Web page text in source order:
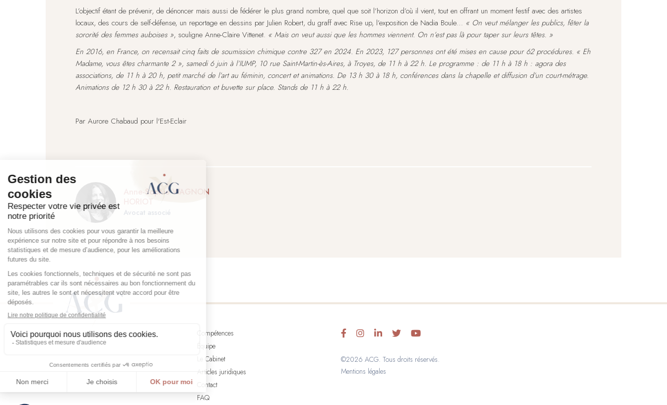
L’objectif étant de prévenir, de dénoncer mais aussi de fédérer le plus grand nombre, quel que soit l’horizon d’où il vient, tout en offrant un moment festif avec des artistes
locaux, des cours de self-défense, un reportage en dessins par Julien Robert, du graff avec Rise up, l’exposition de Nadia Boule… « On veut mélanger les publics, fêter la
sororité des femmes auboises », souligne Anne-Claire Vittenet. « Mais on veut aussi que les hommes viennent. On n’est pas là pour taper sur leurs têtes. »
En 2016, en France, on recensait cinq faits de soumission chimique contre 327 en 2024. En 2023, 127 personnes ont été mises en cause pour 62 procédures. « Eh
Madame, vous êtes charmante 2 », samedi 6 juin à l’IUMP, 10 rue Saint-Martin-ès-Aires, à Troyes, de 11 h à 22 h. Le programme : de 11 h à 18 h : agora des
associations, de 11 h à 20 h, petit marché de l’art au féminin, concert et animations. De 13 h 30 à 18 h, conférences dans la chapelle et diffusion d’un court-métrage.
Animations de 12 h 30 à 22 h. Restauration et buvette sur place. Stands de 11 h à 22 h.
Par Aurore Chabaud pour l'Est-Eclair
Anne-Sophie WAGNON
HORIOT
Avocat associé
Compétences
Équipe
Le Cabinet
Articles juridiques
Contact
FAQ
©2026 ACG. Tous droits réservés.
Mentions légales